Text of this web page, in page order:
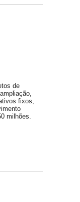
de
fixos,
milhões.